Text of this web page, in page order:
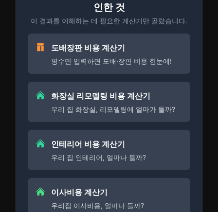
인한 것
이 결과를 이해하는 데 필요한 계산기만 골랐습니다.
도배장판 비용 계산기
평수만 입력하면 도배·장판 비용 한눈에!
화장실 리모델링 비용 계산기
우리 집 화장실, 리모델링에 얼마가 들까?
인테리어 비용 계산기
우리 집 인테리어, 얼마나 들까?
이사비용 계산기
우리집 이사비용, 얼마나 들까?